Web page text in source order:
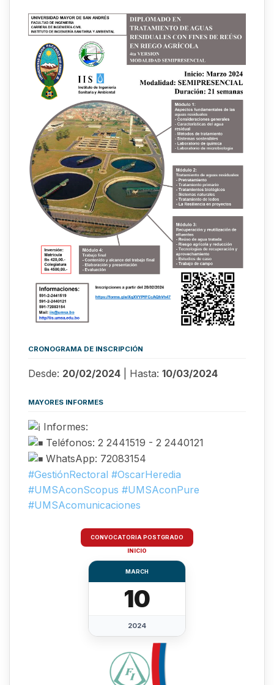
CONVOCATORIA POSTGRADO
INICIO
MARCH
10
2024
CRONOGRAMA DE INSCRIPCIÓN
Desde: 20/02/2024 | Hasta: 10/03/2024
MAYORES INFORMES
Informes:
Teléfonos: 2 2441519 - 2 2440121
WhatsApp: 72083154
#GestiónRectoral #OscarHeredia
#UMSAconScopus #UMSAconPure
#UMSAcomunicaciones